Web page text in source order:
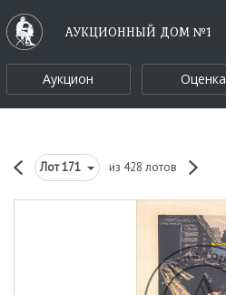
АУКЦИОННЫЙ ДОМ №1
Аукцион Оценка
Лот171 из 428 лотов